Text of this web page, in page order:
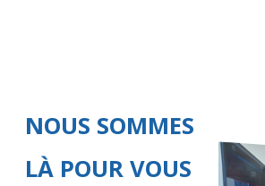
NOUS SOMMES
LÀ POUR VOUS